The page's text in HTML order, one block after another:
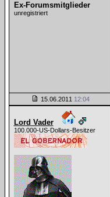
Ex-Forumsmitglieder
unregistriert
15.06.2011 12:04
Lord Vader
100.000-US-Dollars-Besitzer